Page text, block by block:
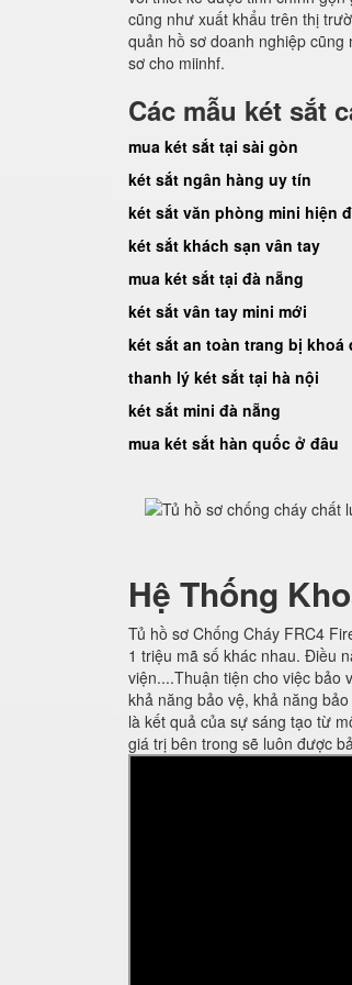
cũng như xuất khẩu trên thị
quản hồ sơ doanh nghiệp
sơ cho miinhf.
Các mẫu két sắt
mua két sắt tại sài gòn
két sắt ngân hàng uy tín
két sắt văn phòng mini hiện
két sắt khách sạn vân tay
mua két sắt tại đà nẵng
két sắt vân tay mini mới
két sắt an toàn trang bị khoá
thanh lý két sắt tại hà nội
két sắt mini đà nẵng
mua két sắt hàn quốc ở đâu
Hệ Thống
Tủ hồ sơ Chống Cháy FRC4
1 triệu mã số khác nhau. Điều
viện....Thuận tiện cho việc bảo
khả năng bảo vệ, khả năng
là kết quả của sự sáng tạo từ
giá trị bên trong sẽ luôn được